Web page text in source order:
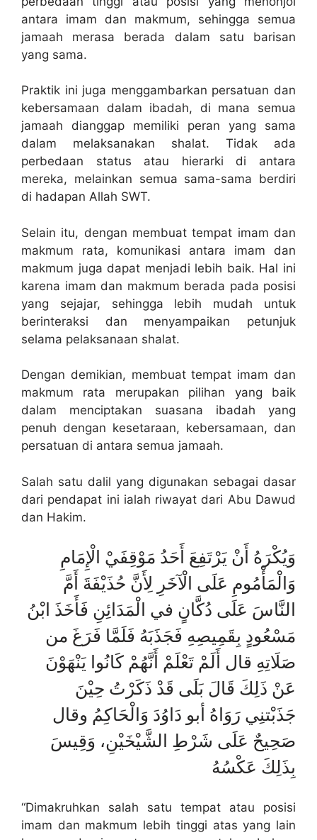
antara imam dan makmum, sehingga semua
jamaah merasa berada dalam satu barisan
yang sama.
Praktik ini juga menggambarkan persatuan dan
kebersamaan dalam ibadah, di mana semua
jamaah dianggap memiliki peran yang sama
dalam melaksanakan shalat. Tidak ada
perbedaan status atau hierarki di antara
mereka, melainkan semua sama-sama berdiri
di hadapan Allah SWT.
Selain itu, dengan membuat tempat imam dan
makmum rata, komunikasi antara imam dan
makmum juga dapat menjadi lebih baik. Hal ini
karena imam dan makmum berada pada posisi
yang sejajar, sehingga lebih mudah untuk
berinteraksi dan menyampaikan petunjuk
selama pelaksanaan shalat.
Dengan demikian, membuat tempat imam dan
makmum rata merupakan pilihan yang baik
dalam menciptakan suasana ibadah yang
penuh dengan kesetaraan, kebersamaan, dan
persatuan di antara semua jamaah.
Salah satu dalil yang digunakan sebagai dasar
dari pendapat ini ialah riwayat dari Abu Dawud
dan Hakim.
وَيُكْرَهُ أَنْ يَرْتَفِعَ أَحَدُ مَوْقِفَيْ الْإِمَامِ
وَالْمَأْمُومِ عَلَى الْآخَرِ لِأَنَّ حُذَيْفَةَ أَمَّ
النَّاسَ عَلَى دُكَّانٍ في الْمَدَائِنِ فَأَخَذَ ابْنُ
مَسْعُودٍ بِقَمِيصِهِ فَجَذَبَهُ فَلَمَّا فَرَغَ من
صَلَاتِهِ قال أَلَمْ تَعْلَمْ أَنَّهُمْ كَانُوا يَنْهَوْنَ
عَنْ ذَلِكَ قَالَ بَلَى قَدْ ذَكَرْتُ حِيْنَ
جَذَبْتنِي رَوَاهُ أبو دَاوُدَ وَالْحَاكِمُ وقال
صَحِيحٌ عَلَى شَرْطِ الشَّيْخَيْنِ، وَقِيسَ
بِذَلِكَ عَكْسُهُ
“Dimakruhkan salah satu tempat atau posisi
imam dan makmum lebih tinggi atas yang lain